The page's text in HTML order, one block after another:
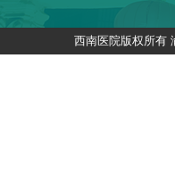
西南医院版权所有